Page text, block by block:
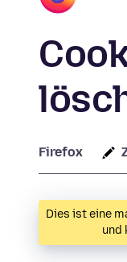
Firefox
Dies ist eine
und